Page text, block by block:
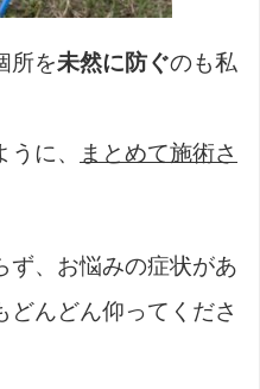
所を未然に防ぐのも私
に、
まとめて施術さ
ず、お悩みの症状があ
どんどん仰ってくださ